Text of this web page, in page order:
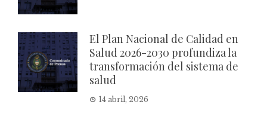
El Plan Nacional de Calidad en
Salud 2026-2030 profundiza la
transformación del sistema de
salud
14 abril, 2026